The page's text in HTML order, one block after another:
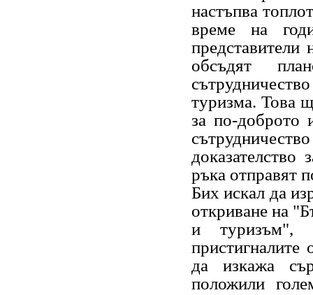
настъпва
време на
обсъдят
туризма. Това
за по-доброто
ръка отправят
Бих искал да
откриване на
и туризъм",
да изкажа
положили